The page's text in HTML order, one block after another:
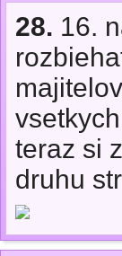
28. 16.
teraz si
druhu